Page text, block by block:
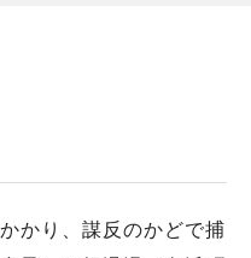
かり、謀反のかどで捕